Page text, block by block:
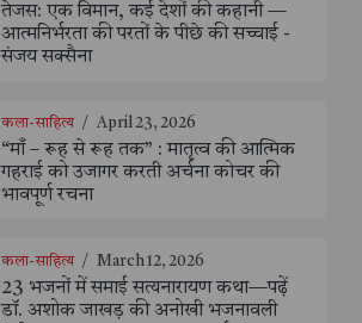
तेजस: एक विमान, कई देशों की कहानी —
आत्मनिर्भरता की परतों के पीछे की सच्चाई -
संजय सक्सैना
कला-साहित्य / April 23, 2026
“माँ – रूह से रूह तक” : मातृत्व की आत्मिक
गहराई को उजागर करती अर्चना कोचर की
भावपूर्ण रचना
कला-साहित्य / March 12, 2026
23 भजनों में समाई सत्यनारायण कथा—पढ़ें
डॉ. अशोक जाखड़ की अनोखी भजनावली